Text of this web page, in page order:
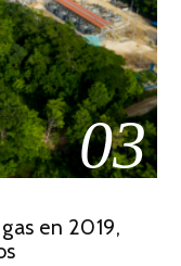
03
en 2019,